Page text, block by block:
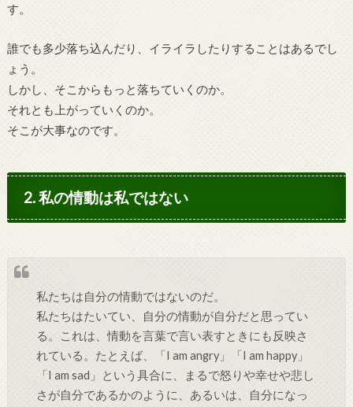
す。
誰でも多少落ち込んだり、イライラしたりすることはあるでし
ょう。
しかし、そこからもっと落ちていくのか。
それとも上がっていくのか。
そこが大事なのです。
2. 私の情動は私ではない
私たちは自分の情動ではないのだ。
私たちはたいてい、自分の情動が自分だと思ってい
る。これは、情動を言葉で言い表すときにも反映さ
れている。たとえば、「I am angry」「I am happy」
「I am sad」という具合に、まるで怒りや幸せや悲し
さが自分であるかのように、あるいは、自分になっ